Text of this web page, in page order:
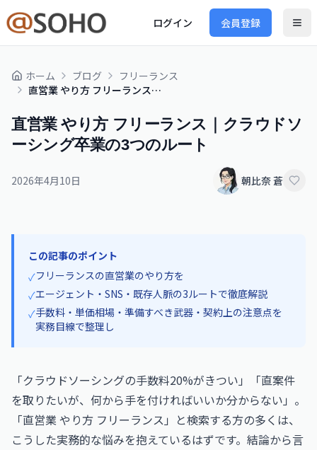
ログイン 会員登録
ホーム ブログ
フリーランス
直営業 やり方 フリーランス｜クラウドソーシング卒業の3つのルート
直営業 やり方 フリーランス｜クラウドソ
ーシング卒業の3つのルート
2026年4月10日 朝比奈 蒼
この記事のポイント
✓フリーランスの直営業のやり方を
✓エージェント・SNS・既存人脈の3ルートで徹底解説
✓手数料・単価相場・準備すべき武器・契約上の注意点を
実務目線で整理し
「クラウドソーシングの手数料20%がきつい」「直案件
を取りたいが、何から手を付ければいいか分からない」。
「直営業 やり方 フリーランス」と検索する方の多くは、
こうした実務的な悩みを抱えているはずです。結論から言